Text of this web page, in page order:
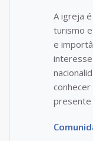
A igreja
turismo
e
presente